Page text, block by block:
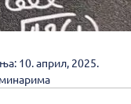
10. април, 2025.